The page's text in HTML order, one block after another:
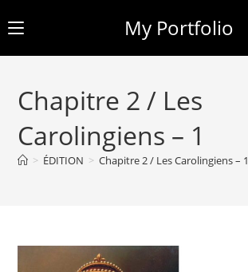
content
My Portfolio
Chapitre 2 / Les
Carolingiens – 1
> ÉDITION > Chapitre 2 / Les Carolingiens – 1